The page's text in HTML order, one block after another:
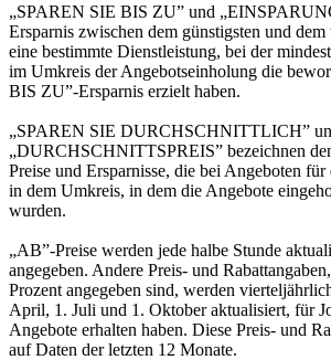
„SPAREN SIE BIS ZU” und
Ersparnis zwischen dem günstigsten und
eine bestimmte Dienstleistung, bei der
im Umkreis der Angebotseinholung die
BIS ZU”-Ersparnis erzielt haben.
„SPAREN SIE DURCHSCHNITTLICH”
„DURCHSCHNITTSPREIS” bezeichnen
Preise und Ersparnisse, die bei Angeboten
in dem Umkreis, in dem die Angebote
wurden.
„AB”-Preise werden jede halbe Stunde
angegeben. Andere Preis- und
Prozent angegeben sind, werden
April, 1. Juli und 1. Oktober aktualisiert, für
Angebote erhalten haben. Diese Preis- und
auf Daten der letzten 12 Monate.